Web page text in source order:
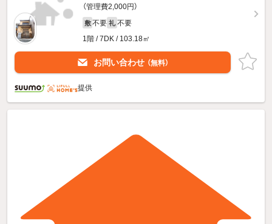
（管理費2,000円）
敷 不要 礼 不要
1階 / 7DK / 103.18㎡
お問い合わせ （無料）
提供